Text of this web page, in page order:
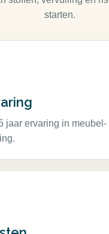
starten.
jaar ervaring in meubel-